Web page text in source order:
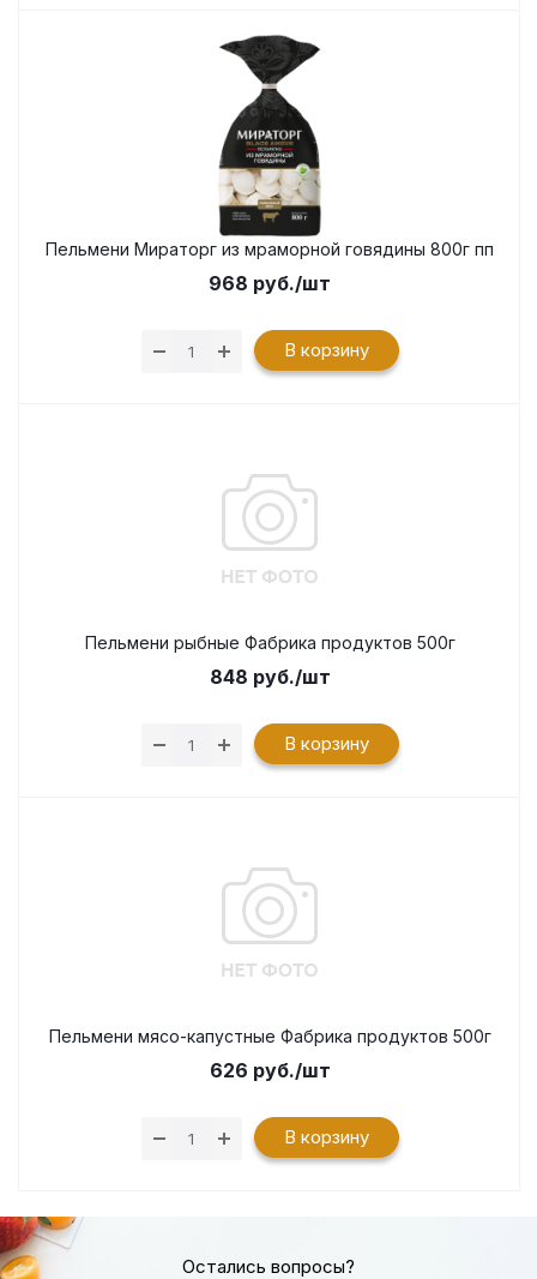
Пельмени Мираторг из мраморной говядины 800г пп
968 руб./шт
В корзину
Пельмени рыбные Фабрика продуктов 500г
848 руб./шт
В корзину
Пельмени мясо-капустные Фабрика продуктов 500г
626 руб./шт
В корзину
Остались вопросы?